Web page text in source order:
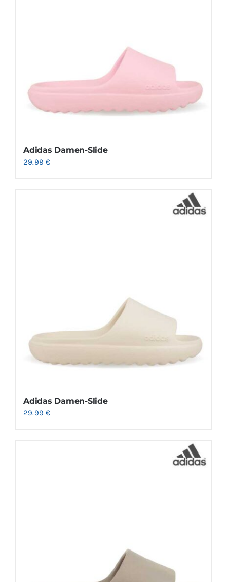
Adidas Damen-Slide
29.99€
Adidas Damen-Slide
29.99€